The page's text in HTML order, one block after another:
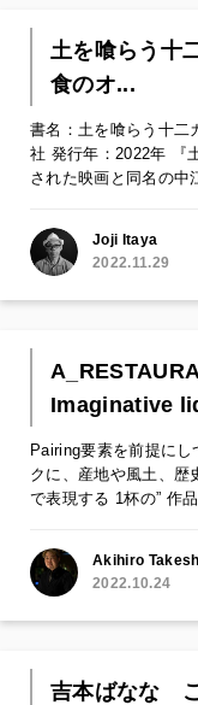
土を喰らう十
食のオ...
書名：土を喰らう十二
社 発行年：2022年 『
された映画と同名の
Joji Itaya
2022.11.29
Imaginative
Pairing要素を前提に
クに、産地や風土、歴
で表現する 1杯の” 作
Akihiro
2022.10.24
吉本ばなな